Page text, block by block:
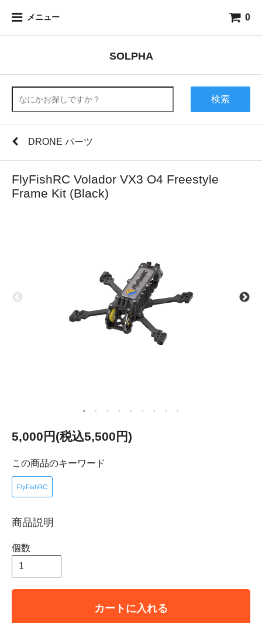
メニュー 0
SOLPHA
検索
DRONE パーツ
FlyFishRC Volador VX3 O4 Freestyle
Frame Kit (Black)
5,000円(税込5,500円)
この商品のキーワード
FlyFishRC
商品説明
個数
カートに入れる